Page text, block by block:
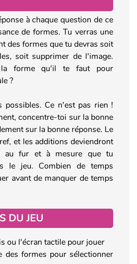
à chaque question de ce
de formes. Tu verras une
des formes que tu devras soit
soit supprimer de l'image.
la forme qu'il te faut pour
?
possibles. Ce n'est pas rien !
concentre-toi sur la bonne
sur la bonne réponse. Le
et les additions deviendront
au fur et à mesure que tu
le jeu. Combien de temps
avant de manquer de temps
DU JEU
ou l'écran tactile pour jouer
des formes pour sélectionner